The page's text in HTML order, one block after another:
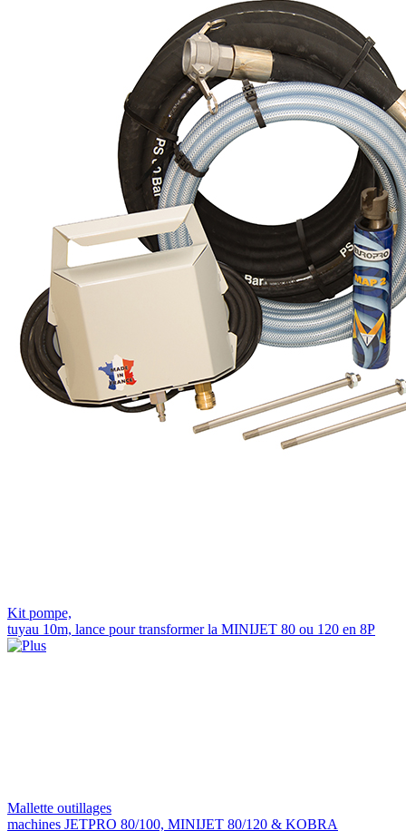
Kit pompe,
tuyau 10m, lance pour transformer la MINIJET 80 ou 120 en 8P
Mallette outillages
machines JETPRO 80/100, MINIJET 80/120 & KOBRA